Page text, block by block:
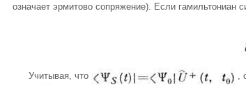
означает эрмитово сопряжение). Если гамильтониан
Учитывая, что ,